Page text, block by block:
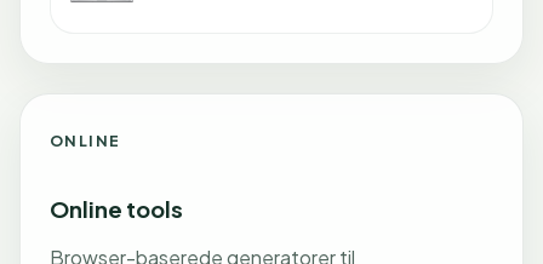
ONLINE
Online tools
Browser-baserede generatorer til